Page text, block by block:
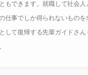
もできます。就職して社会
仕事でしか得られないもの
して復帰する先輩ガイドさ